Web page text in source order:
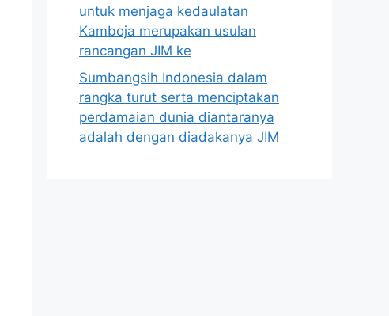
untuk menjaga kedaulatan
Kamboja merupakan usulan
rancangan JIM ke
Sumbangsih Indonesia dalam
rangka turut serta menciptakan
perdamaian dunia diantaranya
adalah dengan diadakanya JIM